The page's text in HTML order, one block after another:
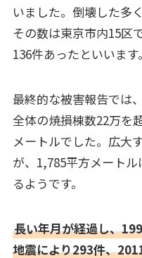
いました。倒壊した多
その数は東京市内15区
136件あったといいます。
最終的な被害報告では
全体の焼損棟数22万を
メートルでした。広大
が、1,785平方メート
るようです。
長い年月が経過し、
地震により293件、